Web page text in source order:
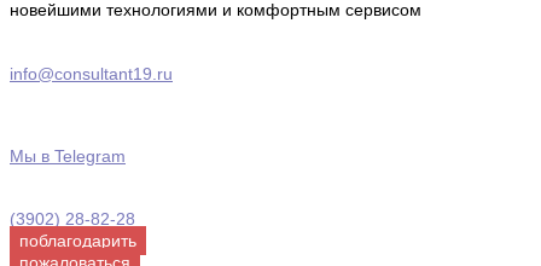
новейшими технологиями и комфортным сервисом
info@consultant19.ru
Мы в Telegram
(3902) 28-82-28
поблагодарить